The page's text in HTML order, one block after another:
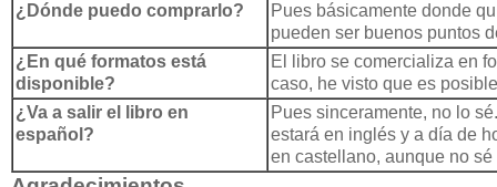
¿Dónde puedo comprarlo?
Pues básicamente donde
pueden ser buenos puntos
¿En qué formatos está
disponible?
El libro se comercializa en
caso, he visto que es
¿Va a salir el libro en
español?
Pues sinceramente, no lo
estará en inglés y a día de
en castellano, aunque no